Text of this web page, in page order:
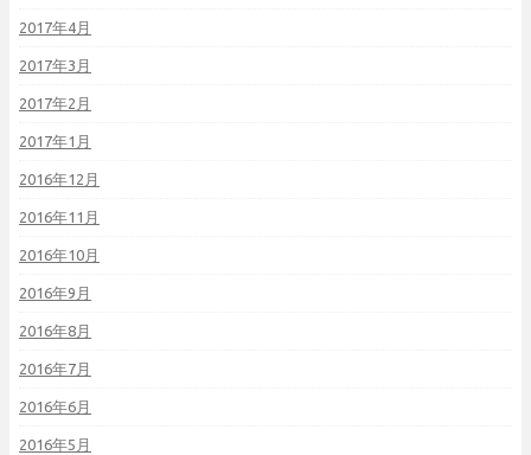
2017年4月
2017年3月
2017年2月
2017年1月
2016年12月
2016年11月
2016年10月
2016年9月
2016年8月
2016年7月
2016年6月
2016年5月